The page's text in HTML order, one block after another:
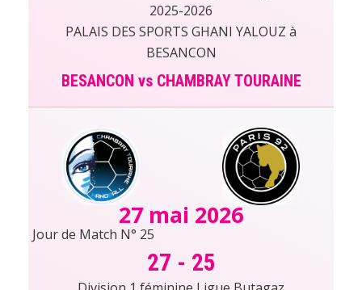
2025-2026
PALAIS DES SPORTS GHANI YALOUZ à
BESANCON
BESANCON vs CHAMBRAY TOURAINE
27 mai 2026
Jour de Match N° 25
27 - 25